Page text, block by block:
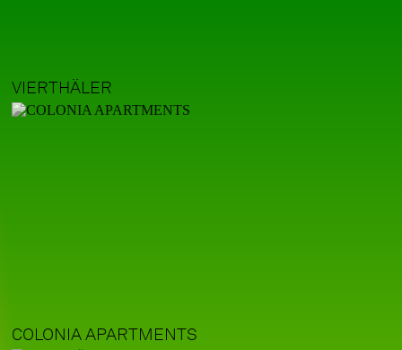
VIERTHÄLER
COLONIA APARTMENTS